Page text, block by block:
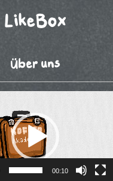
LikeBox
Über uns
00:10